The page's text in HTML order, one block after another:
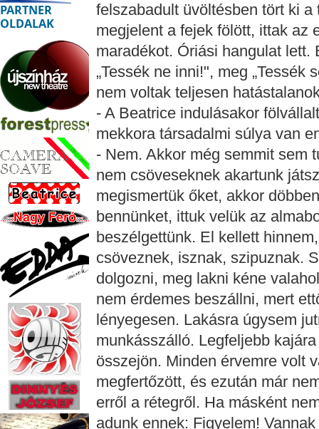
felszabadult üvöltésben tört ki
megjelent a fejek fölött, ittak az
maradékot. Óriási hangulat
„Tessék ne inni!", meg
nem voltak teljesen
- A Beatrice indulásakor
mekkora társadalmi súlya van
- Nem. Akkor még semmit sem
nem csöveseknek akartunk
megismertük őket, akkor
bennünket, ittuk velük az
beszélgettünk. El kellett
csöveznek, isznak, szipuznak.
dolgozni, meg lakni kéne
nem érdemes beszállni, mert
lényegesen. Lakásra úgysem
munkásszálló. Legfeljebb
összejön. Minden érvemre volt
megfertőzött, és ezután már
erről a rétegről. Ha másként
adunk ennek: Figyelem!
PARTNER
OLDALAK